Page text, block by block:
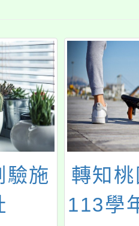
政府
1學
中壢
「空